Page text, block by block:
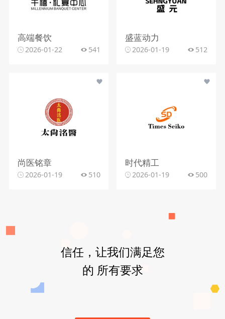
高端餐饮
2026-01-22 541
盛蓝动力
2026-01-19 512
尚医铭章
2026-01-19 510
时代精工
2026-01-19 500
信任，让我们满足您
的 所有要求